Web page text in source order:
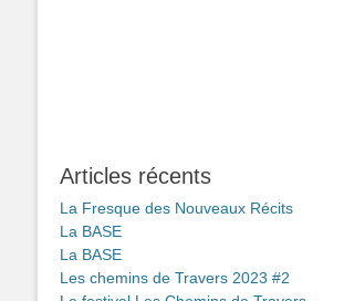
Articles récents
La Fresque des Nouveaux Récits
La BASE
La BASE
Les chemins de Travers 2023 #2